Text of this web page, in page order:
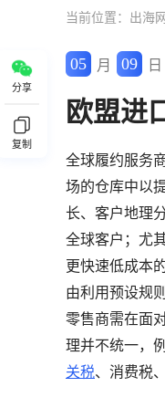
当前位置： 出海网
分享
复制
05 月 09 日
欧盟进
全球履约服务
场的仓库中以
长、客户地理
全球客户；尤
更快速低成本
由利用预设规
零售商需在面
理并不统一，
关税、消费税